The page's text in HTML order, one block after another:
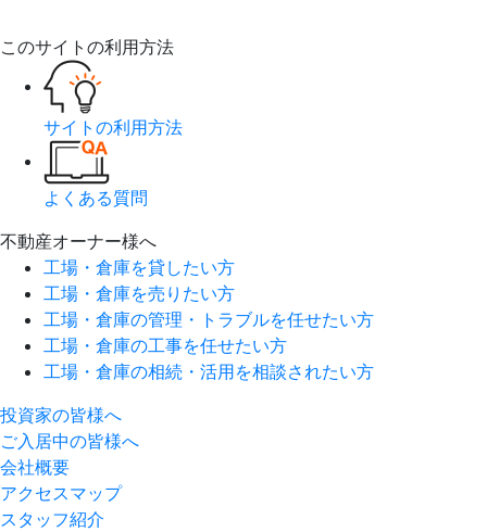
このサイトの利用方法
サイトの利用方法
よくある質問
不動産オーナー様へ
工場・倉庫を貸したい方
工場・倉庫を売りたい方
工場・倉庫の管理・トラブルを任せたい方
工場・倉庫の工事を任せたい方
工場・倉庫の相続・活用を相談されたい方
投資家の皆様へ
ご入居中の皆様へ
会社概要
アクセスマップ
スタッフ紹介